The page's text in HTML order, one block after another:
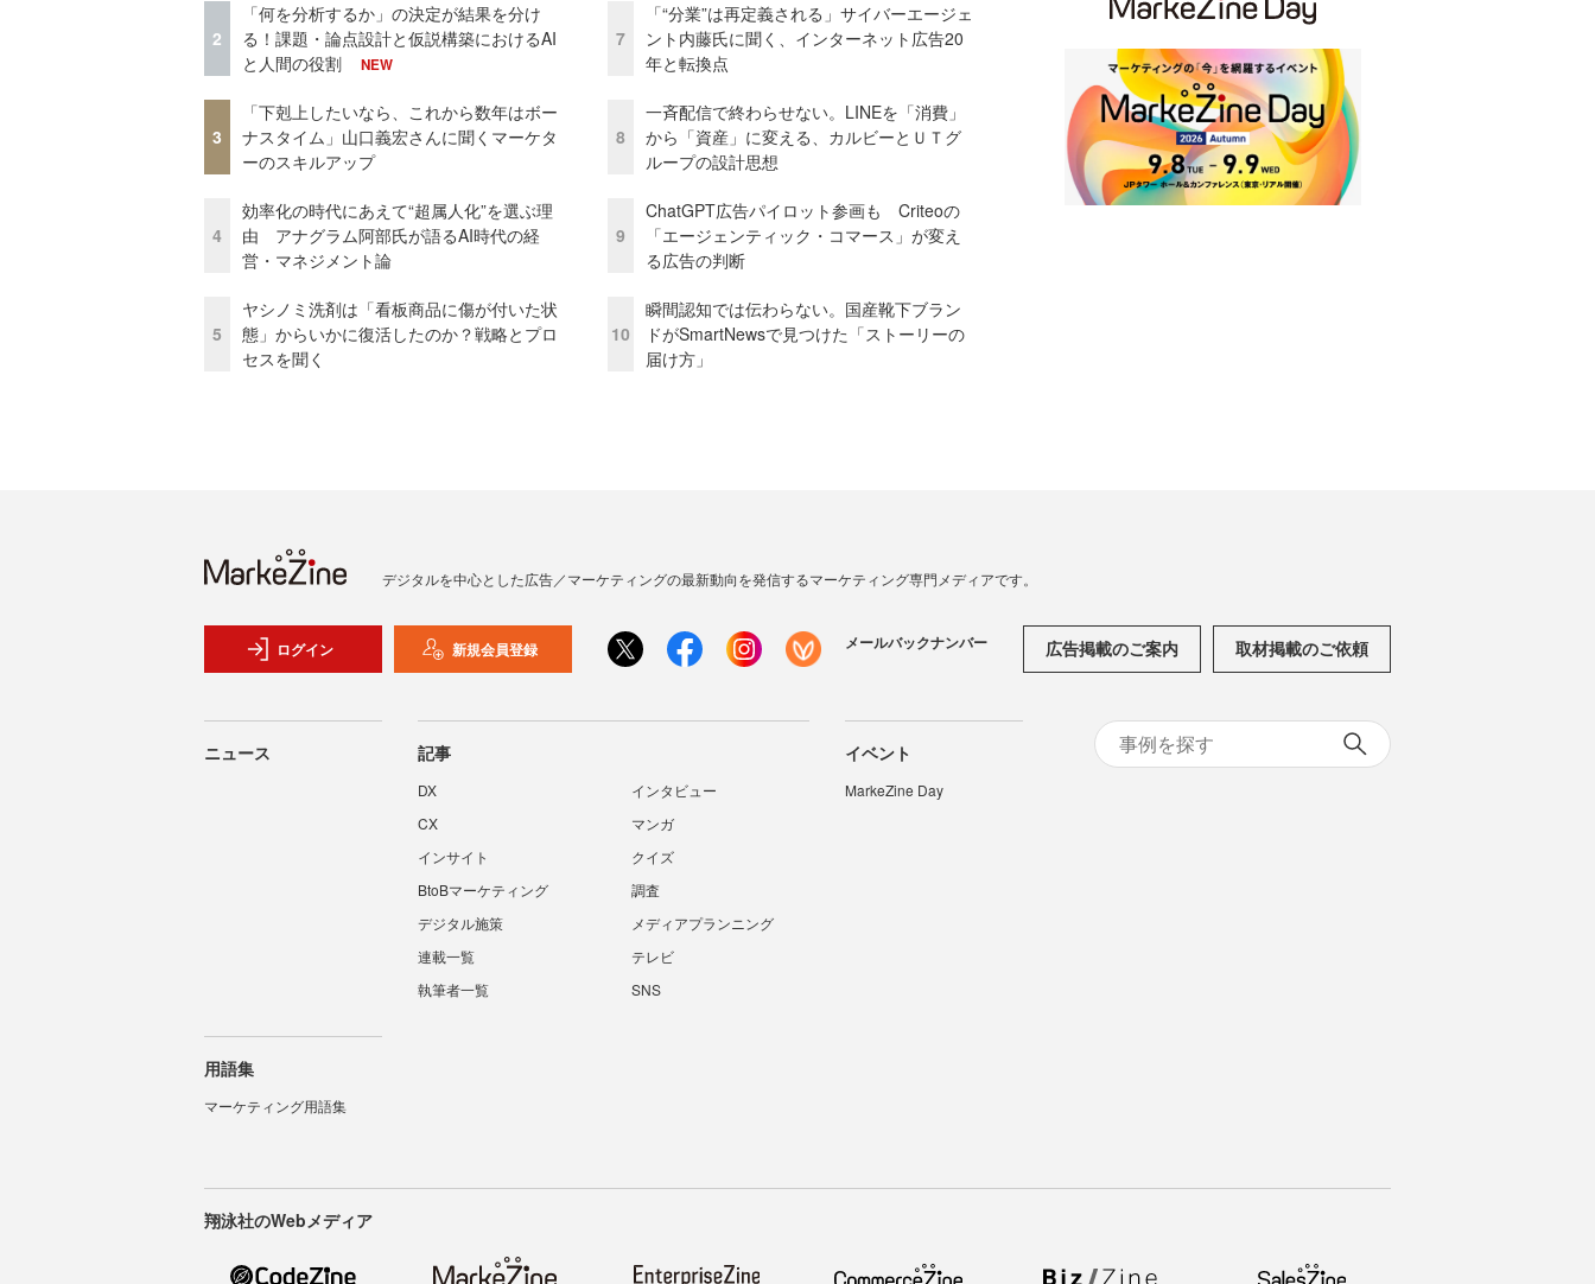
2
「何を分析するか」の決定が結果を分け
る！課題・論点設計と仮説構築におけるAI
と人間の役割
NEW
3
「下剋上したいなら、これから数年はボー
ナスタイム」山口義宏さんに聞くマーケタ
ーのスキルアップ
4
効率化の時代にあえて“超属人化”を選ぶ理
由 アナグラム阿部氏が語るAI時代の経
営・マネジメント論
5
ヤシノミ洗剤は「看板商品に傷が付いた状
態」からいかに復活したのか？戦略とプロ
セスを聞く
7
「“分業”は再定義される」サイバーエージェ
ント内藤氏に聞く、インターネット広告20
年と転換点
8
一斉配信で終わらせない。LINEを「消費」
から「資産」に変える、カルビーとＵＴグ
ループの設計思想
9
ChatGPT広告パイロット参画も Criteoの
「エージェンティック・コマース」が変え
る広告の判断
10
瞬間認知では伝わらない。国産靴下ブラン
ドがSmartNewsで見つけた「ストーリーの
届け方」
デジタルを中心とした広告／マーケティングの最新動向を発信するマーケティング専門メディアです。
ログイン 新規会員登録 メールバックナンバー 広告掲載のご案内 取材掲載のご依頼
ニュース 記事
DX
インタビュー
CX
マンガ
インサイト
クイズ
BtoBマーケティング
調査
デジタル施策
メディアプランニング
連載一覧
テレビ
執筆者一覧
SNS
イベント
MarkeZine Day
用語集
マーケティング用語集
翔泳社のWebメディア